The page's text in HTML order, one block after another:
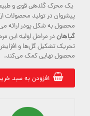
یک محرک گلدهی قوی و
پیشروان در تولید محصولات
محصول به شکل پودر ارائه
گیاهان
تحریک تشکیل گل‌ها و افزایش
محصول نهایی کمک می‌کند.
افزودن به سبد